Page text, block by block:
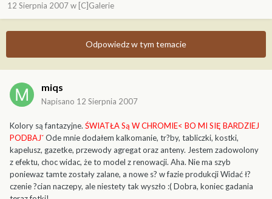
12 Sierpnia 2007w [C]Galerie
Odpowiedz w tym temacie
miqs
Napisano 12 Sierpnia 2007
Kolory są fantazyjne. ŚWIATŁA Są W CHROMIE< BO MI SIĘ BARDZIEJ
PODBAJˇOde mnie dodałem kalkomanie, tr?by, tabliczki, kostki,
kapelusz, gazetke, przewody agregat oraz anteny. Jestem zadowolony
z efektu, choc widac, że to model z renowacji. Aha. Nie ma szyb
poniewaz tamte zostały zalane, a nowe s? w fazie produkcji Widać ł?
czenie ?cian naczepy, ale niestety tak wyszło :( Dobra, koniec gadania